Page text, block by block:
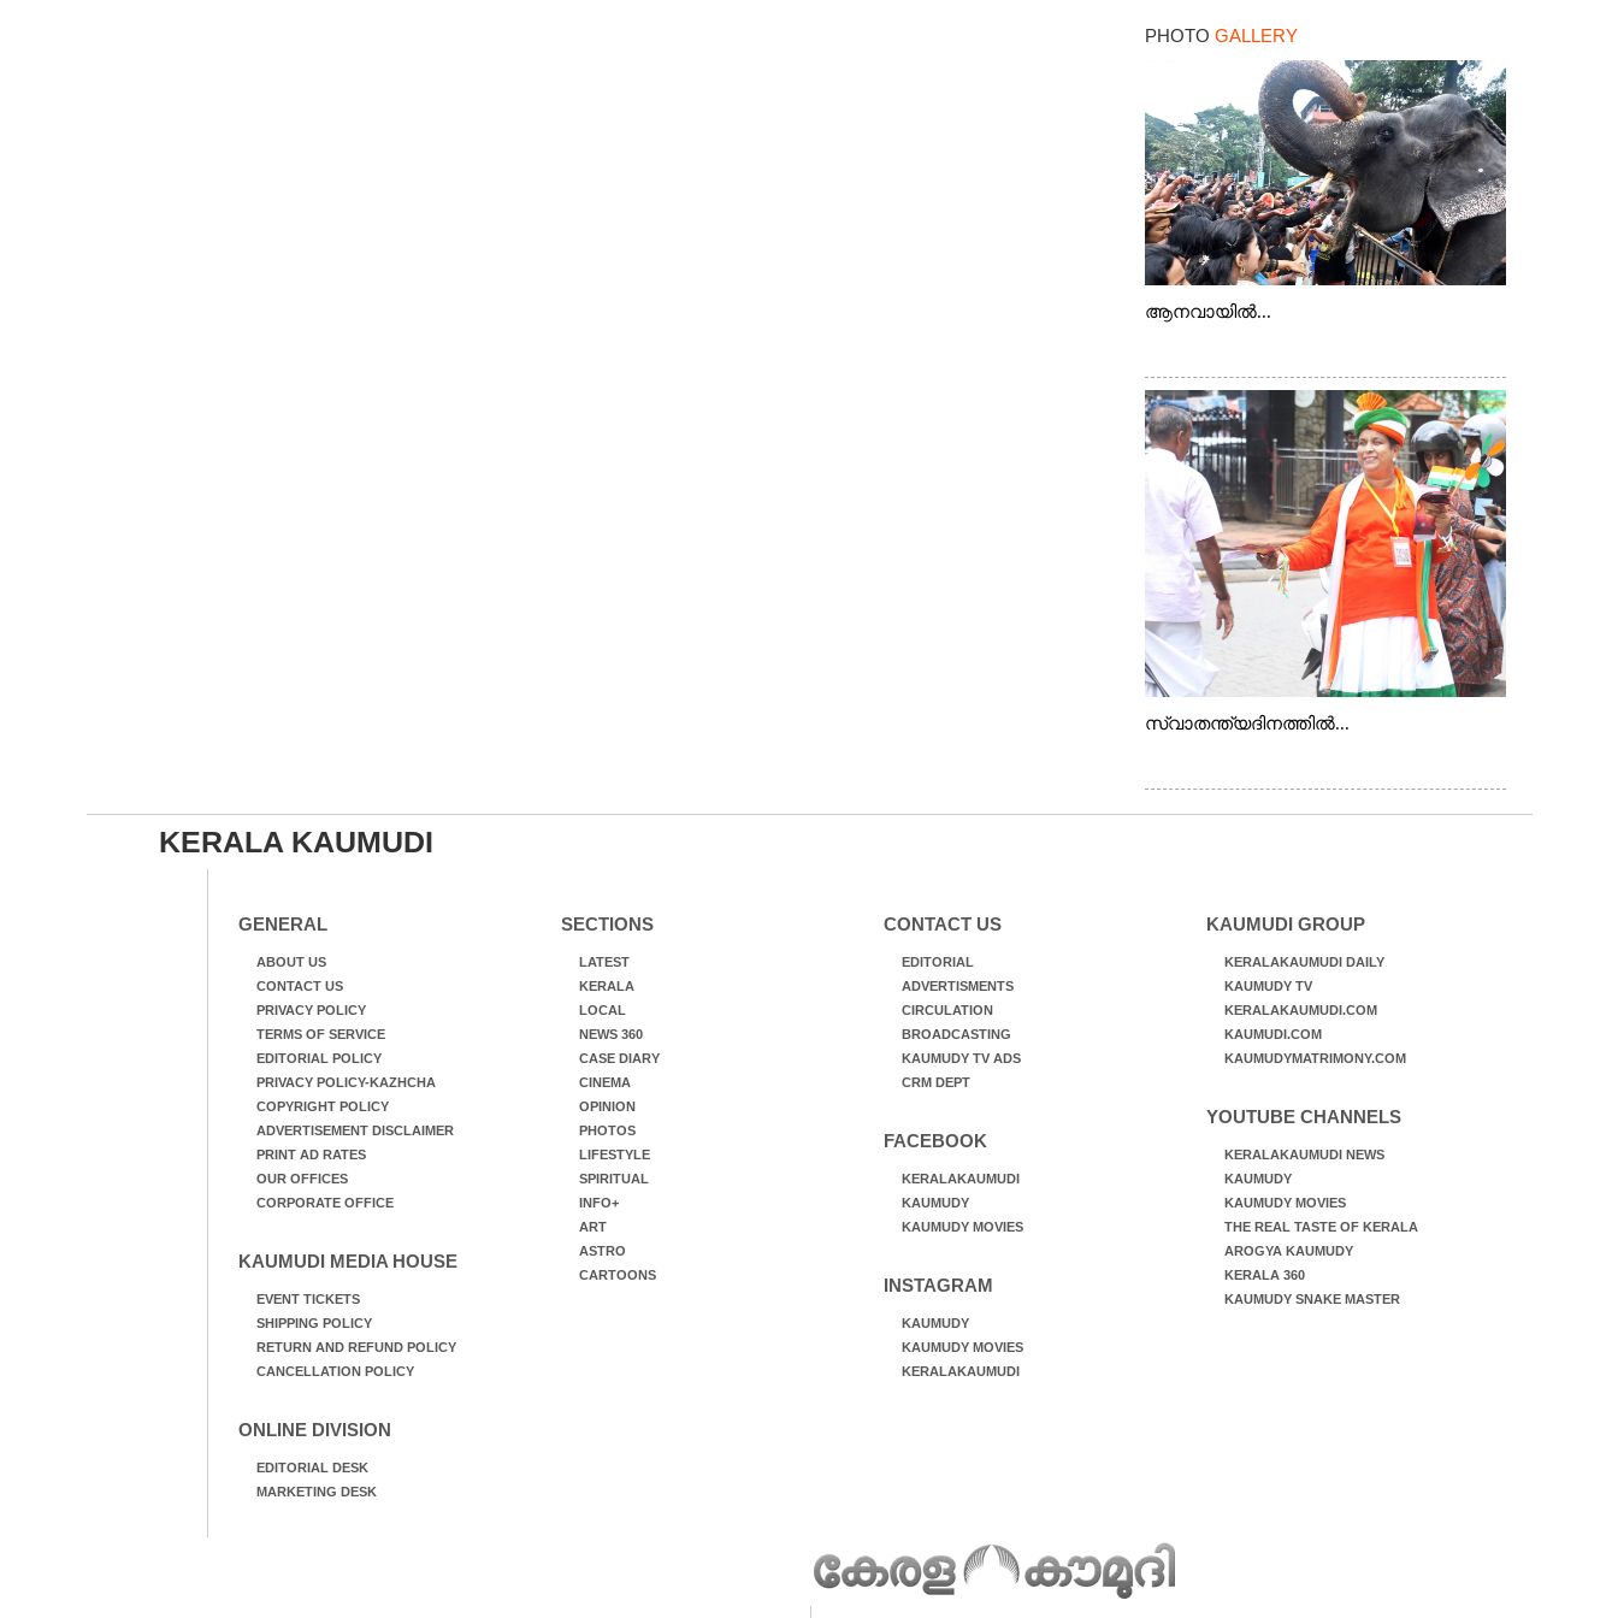
PHOTO GALLERY
ആനവായിൽ...
സ്വാതന്ത്യദിനത്തിൽ...
KERALA KAUMUDI
GENERAL
ABOUT US
CONTACT US
PRIVACY POLICY
TERMS OF SERVICE
EDITORIAL POLICY
PRIVACY POLICY-KAZHCHA
COPYRIGHT POLICY
ADVERTISEMENT DISCLAIMER
PRINT AD RATES
OUR OFFICES
CORPORATE OFFICE
KAUMUDI MEDIA HOUSE
EVENT TICKETS
SHIPPING POLICY
RETURN AND REFUND POLICY
CANCELLATION POLICY
ONLINE DIVISION
EDITORIAL DESK
MARKETING DESK
SECTIONS
LATEST
KERALA
LOCAL
NEWS 360
CASE DIARY
CINEMA
OPINION
PHOTOS
LIFESTYLE
SPIRITUAL
INFO+
ART
ASTRO
CARTOONS
CONTACT US
EDITORIAL
ADVERTISMENTS
CIRCULATION
BROADCASTING
KAUMUDY TV ADS
CRM DEPT
FACEBOOK
KERALAKAUMUDI
KAUMUDY
KAUMUDY MOVIES
INSTAGRAM
KAUMUDY
KAUMUDY MOVIES
KERALAKAUMUDI
KAUMUDI GROUP
KERALAKAUMUDI DAILY
KAUMUDY TV
KERALAKAUMUDI.COM
KAUMUDI.COM
KAUMUDYMATRIMONY.COM
YOUTUBE CHANNELS
KERALAKAUMUDI NEWS
KAUMUDY
KAUMUDY MOVIES
THE REAL TASTE OF KERALA
AROGYA KAUMUDY
KERALA 360
KAUMUDY SNAKE MASTER